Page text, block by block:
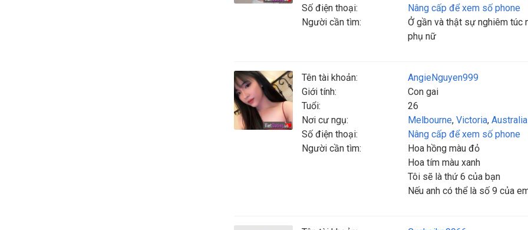
Số điện thoại:
Nâng cấp để xem số phone
Người cần tìm:
Ở gần và thật sự nghiêm túc
phụ nữ
Tên tài khoản:
AngieNguyen999
Giới tính:
Con gai
Tuổi:
26
Nơi cư ngụ:
Melbourne, Victoria, Australia
Số điện thoại:
Nâng cấp để xem số phone
Người cần tìm:
Hoa hồng màu đỏ
Hoa tím màu xanh
Tôi sẽ là thứ 6 của bạn
Nếu anh có thể là số 9 của